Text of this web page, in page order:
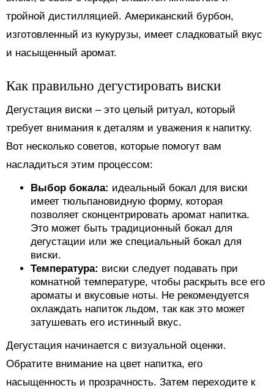
тройной дистилляцией. Американский бурбон,
изготовленный из кукурузы, имеет сладковатый вкус
и насыщенный аромат.
Как правильно дегустировать виски
Дегустация виски – это целый ритуал, который
требует внимания к деталям и уважения к напитку.
Вот несколько советов, которые помогут вам
насладиться этим процессом:
Выбор бокала: идеальный бокал для виски
имеет тюльпановидную форму, которая
позволяет сконцентрировать аромат напитка.
Это может быть традиционный бокал для
дегустации или же специальный бокал для
виски.
Температура: виски следует подавать при
комнатной температуре, чтобы раскрыть все его
ароматы и вкусовые ноты. Не рекомендуется
охлаждать напиток льдом, так как это может
затушевать его истинный вкус.
Дегустация начинается с визуальной оценки.
Обратите внимание на цвет напитка, его
насыщенность и прозрачность. Затем переходите к